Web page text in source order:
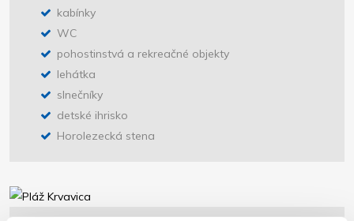
kabínky
WC
pohostinstvá a rekreačné objekty
lehátka
slnečníky
detské ihrisko
Horolezecká stena